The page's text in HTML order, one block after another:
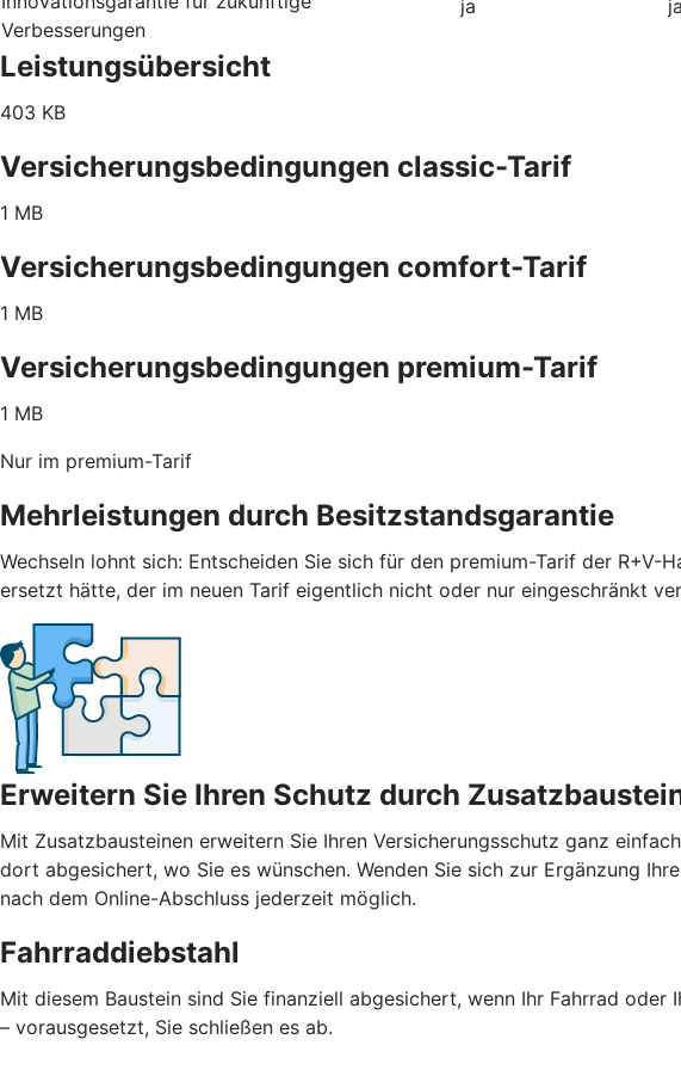
Verbesserungen
ja ja
Leistungsübersicht
403 KB
Versicherungsbedingungen classic-Tarif
1 MB
Versicherungsbedingungen comfort-Tarif
1 MB
Versicherungsbedingungen premium-Tarif
1 MB
Nur im premium-Tarif
Mehrleistungen durch Besitzstandsgarantie
Wechseln lohnt sich: Entscheiden Sie sich für den premium-Tarif der R+V-
ersetzt hätte, der im neuen Tarif eigentlich nicht oder nur eingeschränkt
Erweitern Sie Ihren Schutz durch
Mit Zusatzbausteinen erweitern Sie Ihren Versicherungsschutz ganz
dort abgesichert, wo Sie es wünschen. Wenden Sie sich zur Ergänzung
nach dem Online-Abschluss jederzeit möglich.
Fahrraddiebstahl
Mit diesem Baustein sind Sie finanziell abgesichert, wenn Ihr Fahrrad
– vorausgesetzt, Sie schließen es ab.